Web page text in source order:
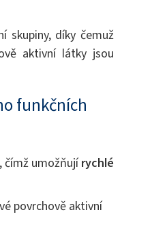
skupiny, díky čemuž
aktivní látky jsou
funkčních
čímž umožňujírychlé
povrchově aktivní